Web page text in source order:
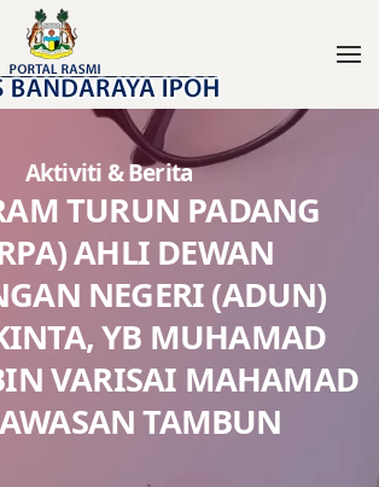
Aktiviti & Berita
TURUN PADANG
AHLI DEWAN
NEGERI (ADUN)
YB MUHAMAD
VARISAI MAHAMAD
TAMBUN